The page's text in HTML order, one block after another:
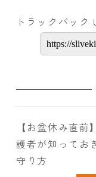
トラックバック
【お盆休み直
護者が知ってお
守り方